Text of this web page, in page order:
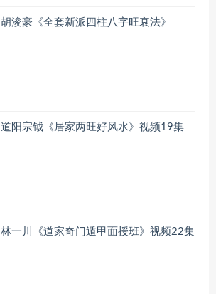
胡浚豪《全套新派四柱八字旺衰法》
道阳宗钺《居家两旺好风水》视频19集
林一川《道家奇门遁甲面授班》视频22集